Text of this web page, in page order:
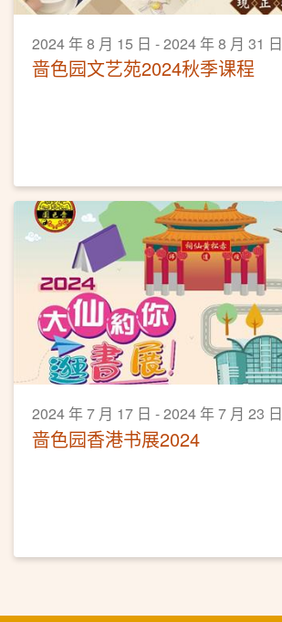
2024 年 8 月 15 日 - 2024 年 8 月 31 日
啬色园文艺苑2024秋季课程
2024 年 7 月 17 日 - 2024 年 7 月 23 日
啬色园香港书展2024